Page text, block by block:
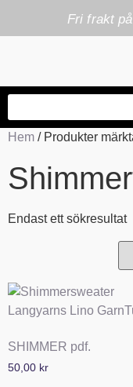
Fri frakt
Hem / Produkter
Endast ett sökresultat
SHIMMER pdf.
50,00 kr